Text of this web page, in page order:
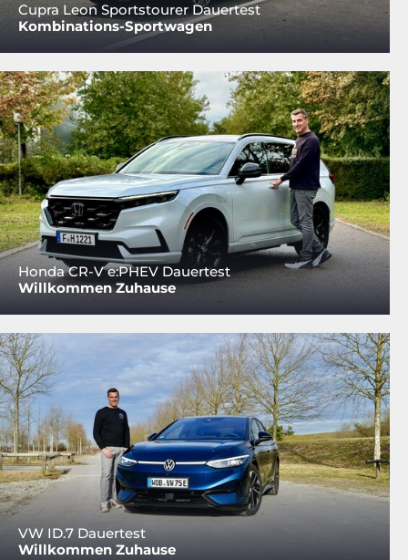
Cupra Leon Sportstourer Dauertest
Kombinations-Sportwagen
Honda CR-V e:PHEV Dauertest
Willkommen Zuhause
VW ID.7 Dauertest
Willkommen Zuhause